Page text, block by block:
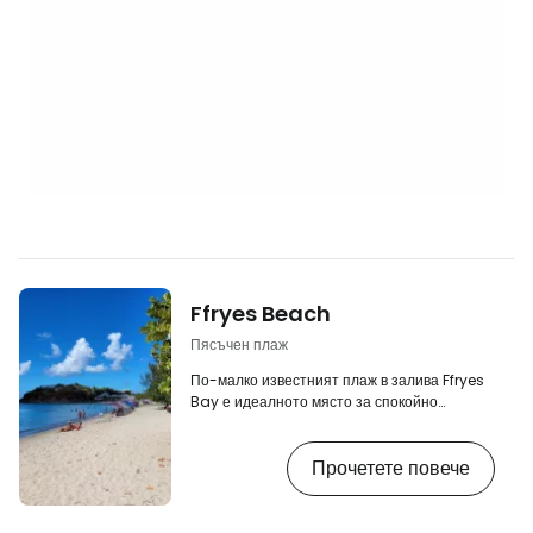
Ffryes Beach
Пясъчен плаж
По-малко известният плаж в залива Ffryes
Bay е идеалното място за спокойно
и без тълпите туристи от круизни кораби,
които от време на време заливат по-
известните плажове. [btn "Антигуа - 10 най-
Прочетете повече